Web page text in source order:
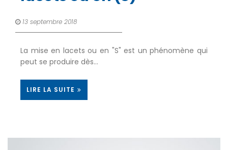
13 septembre 2018
La mise en lacets ou en "S" est un phénomène qui
peut se produire dès…
LIRE LA SUITE